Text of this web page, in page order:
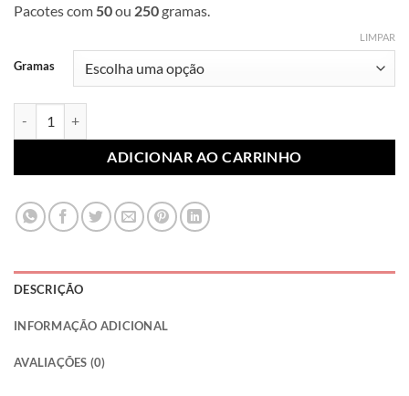
através
R$ 49,99
Pacotes com50ou 250gramas.
Gramas
LIMPAR
ADICIONAR AO CARRINHO
DESCRIÇÃO
INFORMAÇÃO ADICIONAL
AVALIAÇÕES (0)